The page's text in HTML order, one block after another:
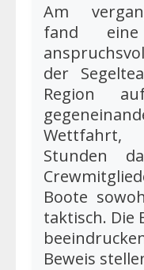
Am
fand
der
Region
Stunden
Boote
taktisch. Die
Beweis